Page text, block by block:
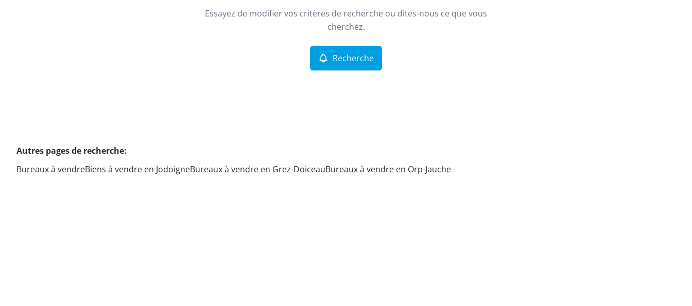
Essayez de modifier vos critères de recherche ou dites-nous ce que vous
cherchez.
Recherche
Autres pages de recherche:
Bureaux à vendreBiens à vendre en JodoigneBureaux à vendre en Grez-DoiceauBureaux à vendre en Orp-Jauche